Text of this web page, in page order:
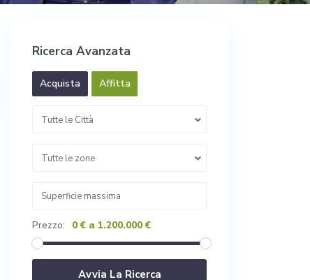
Ricerca Avanzata
Acquista Affitta
Tutte le Città
Tutte le zone
Prezzo: 0 € a 1.200.000 €